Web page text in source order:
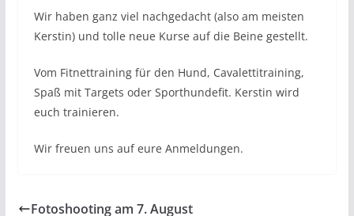
Wir haben ganz viel nachgedacht (also am meisten
Kerstin) und tolle neue Kurse auf die Beine gestellt.
Vom Fitnettraining für den Hund, Cavalettitraining,
Spaß mit Targets oder Sporthundefit. Kerstin wird
euch trainieren.
Wir freuen uns auf eure Anmeldungen.
Fotoshooting am 7. August